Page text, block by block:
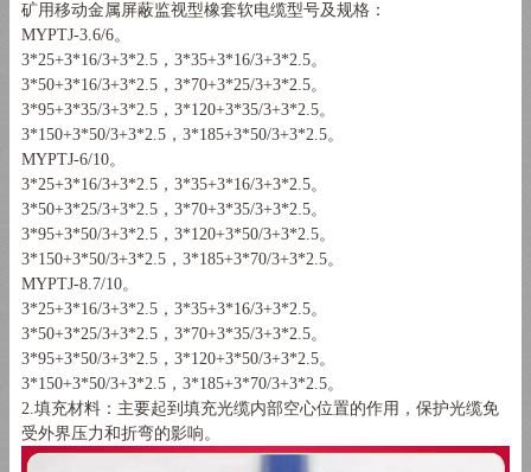
矿用移动金属屏蔽监视型橡套软电缆型号及规格：
MYPTJ-3.6/6。
3*25+3*16/3+3*2.5 ， 3*35+3*16/3+3*2.5。
3*50+3*16/3+3*2.5 ， 3*70+3*25/3+3*2.5。
3*95+3*35/3+3*2.5 ， 3*120+3*35/3+3*2.5。
3*150+3*50/3+3*2.5 ， 3*185+3*50/3+3*2.5。
MYPTJ-6/10。
3*25+3*16/3+3*2.5 ， 3*35+3*16/3+3*2.5。
3*50+3*25/3+3*2.5 ， 3*70+3*35/3+3*2.5。
3*95+3*50/3+3*2.5 ， 3*120+3*50/3+3*2.5。
3*150+3*50/3+3*2.5 ， 3*185+3*70/3+3*2.5。
MYPTJ-8.7/10。
3*25+3*16/3+3*2.5 ， 3*35+3*16/3+3*2.5。
3*50+3*25/3+3*2.5 ， 3*70+3*35/3+3*2.5。
3*95+3*50/3+3*2.5 ， 3*120+3*50/3+3*2.5。
3*150+3*50/3+3*2.5 ， 3*185+3*70/3+3*2.5。
2.填充材料：主要起到填充光缆内部空心位置的作用，保护光缆免
受外界压力和折弯的影响。